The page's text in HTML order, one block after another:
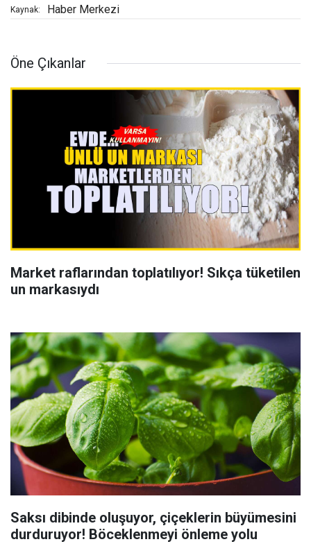
Kaynak: Haber Merkezi
Öne Çıkanlar
Market raflarından toplatılıyor! Sıkça tüketilen
un markasıydı
Saksı dibinde oluşuyor, çiçeklerin büyümesini
durduruyor! Böceklenmeyi önleme yolu